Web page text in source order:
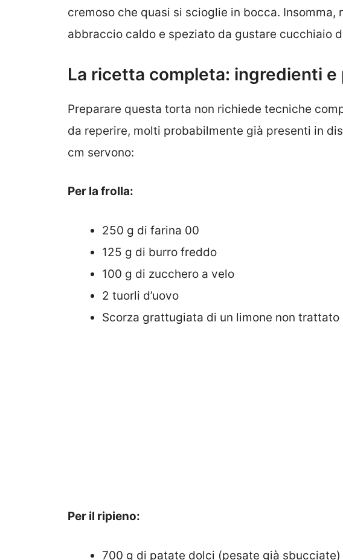
cremoso che quasi si scioglie in bocca. Insomma,
abbraccio caldo e speziato da gustare cucchiaio
La ricetta completa: ingredienti e
Preparare questa torta non richiede tecniche
da reperire, molti probabilmente già presenti in
cm servono:
Per la frolla:
250 g di farina 00
125 g di burro freddo
100 g di zucchero a velo
2 tuorli d’uovo
Scorza grattugiata di un limone non trattato
Per il ripieno:
700 g di patate dolci (pesate già sbucciate)